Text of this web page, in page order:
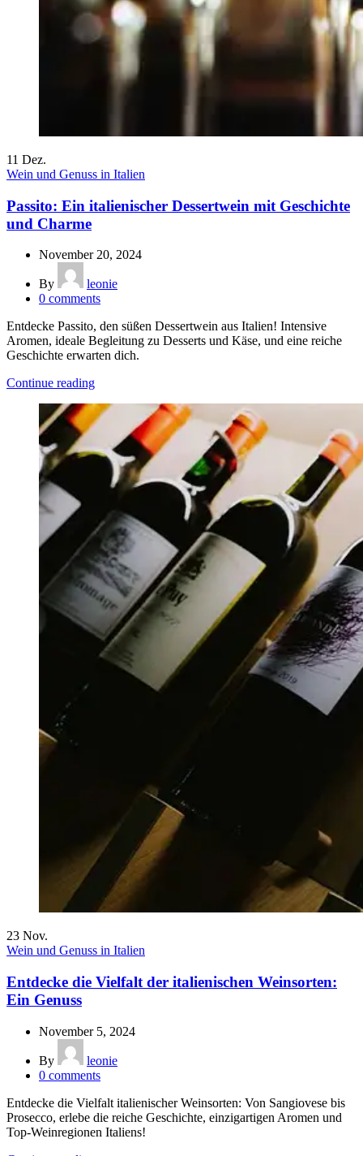
11 Dez.
Wein und Genuss in Italien
Passito: Ein italienischer Dessertwein mit Geschichte
und Charme
November 20, 2024
By
leonie
0 comments
Entdecke Passito, den süßen Dessertwein aus Italien! Intensive
Aromen, ideale Begleitung zu Desserts und Käse, und eine reiche
Geschichte erwarten dich.
Continue reading
23 Nov.
Wein und Genuss in Italien
Entdecke die Vielfalt der italienischen Weinsorten:
Ein Genuss
November 5, 2024
By
leonie
0 comments
Entdecke die Vielfalt italienischer Weinsorten: Von Sangiovese bis
Prosecco, erlebe die reiche Geschichte, einzigartigen Aromen und
Top-Weinregionen Italiens!